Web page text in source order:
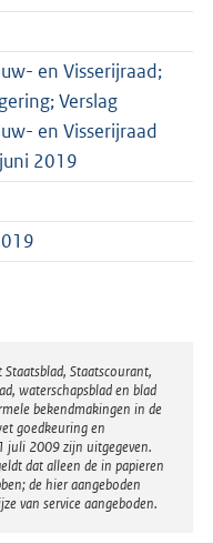
en Visserijraad;
Verslag
en Visserijraad
2019
Staatscourant,
waterschapsblad en blad
bekendmakingen in de
goedkeuring en
juli 2009 zijn uitgegeven.
dat alleen de in papieren
de hier aangeboden
van service aangeboden.